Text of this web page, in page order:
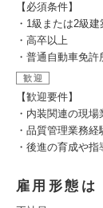
【必須条件】
・1級または2級
・高卒以上
・普通自動車免許
歓迎
【歓迎要件】
・内装関連の現
・品質管理業務経
・後進の育成や
雇用形態は